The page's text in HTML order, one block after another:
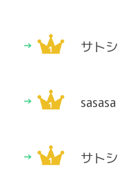
サトシ
sasasa
サトシ